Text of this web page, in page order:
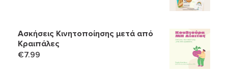
Ασκήσεις Κινητοποίησης μετά από
Κραιπάλες
€7.99